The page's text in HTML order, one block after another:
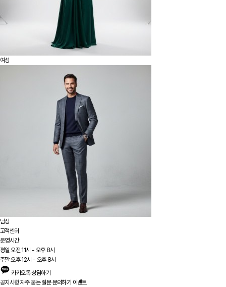
여성
남성
고객센터
운영시간
평일 오전 11시 - 오후 8시
주말 오후 12시 - 오후 8시
카카오톡 상담하기
공지사항자주 묻는 질문문의하기 이벤트